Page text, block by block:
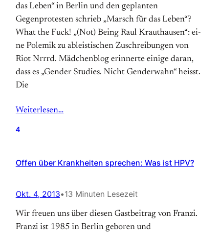
das Leben“ in Berlin und den geplanten
Gegenprotesten schrieb „Marsch für das Leben“?
What the Fuck! „(Not) Being Raul Kraut­hau­sen“: ei­
ne Po­­le­­mik zu able­­ist­i­schen Zu­­schrei­­bun­gen von
Riot Nrrrd. Mädchenblog er­in­nerte ei­ni­ge da­ran,
dass es „Gen­der Stu­dies. Nicht Gen­der­wahn“ heisst.
Die
Weiterlesen…
4
Offen über Krankheiten sprechen: Was ist HPV?
Okt. 4, 2013•13 Minuten Lesezeit
Wir freuen uns über diesen Gastbeitrag von Franzi.
Franzi ist 1985 in Berlin geboren und